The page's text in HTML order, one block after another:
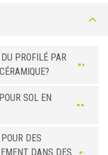
PROFILÉ PAR
SOL EN
DES
DANS DES